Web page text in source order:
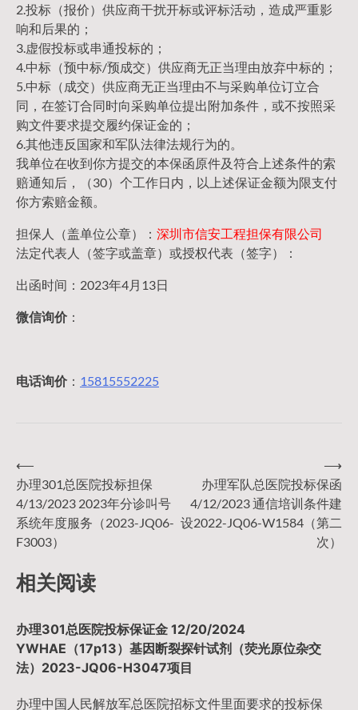
2.投标（报价）供应商干扰开标或评标活动，造成严重影
响和后果的；
3.虚假投标或串通投标的；
4.中标（预中标/预成交）供应商无正当理由放弃中标的；
5.中标（成交）供应商无正当理由不与采购单位订立合
同，在签订合同时向采购单位提出附加条件，或不按照采
购文件要求提交履约保证金的；
6.其他违反国家和军队法律法规行为的。
我单位在收到你方提交的本保函原件及符合上述条件的索
赔通知后，（30）个工作日内，以上述保证金额为限支付
你方索赔金额。
担保人（盖单位公章）： 深圳市信安工程担保有限公司
法定代表人（签字或盖章）或授权代表（签字）：
出函时间：2023年4月13日
微信询价：
电话询价： 15815552225
文
章
导
⟵
办理301总医院投标担保
4/13/2023 2023年分诊叫号
系统年度服务（2023-JQ06-
F3003）
办理军队总医院投标保函
4/12/2023 通信培训条件建
设2022-JQ06-W1584（第二
次）
⟶
相关阅读
办理301总医院投标保证金 12/20/2024
YWHAE（17p13）基因断裂探针试剂（荧光原位杂交
法）2023-JQ06-H3047项目
办理中国人民解放军总医院招标文件里面要求的投标保